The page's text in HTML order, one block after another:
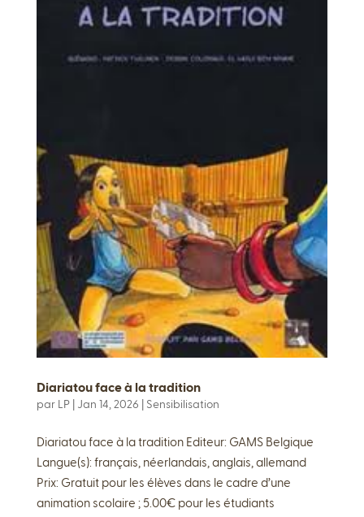
Diariatou face à la tradition
par LP| Jan 14, 2026 Sensibilisation
Diariatou face à la tradition Editeur: GAMS Belgique
Langue(s): français, néerlandais, anglais, allemand
Prix: Gratuit pour les élèves dans le cadre d’une
animation scolaire ; 5.00€ pour les étudiants